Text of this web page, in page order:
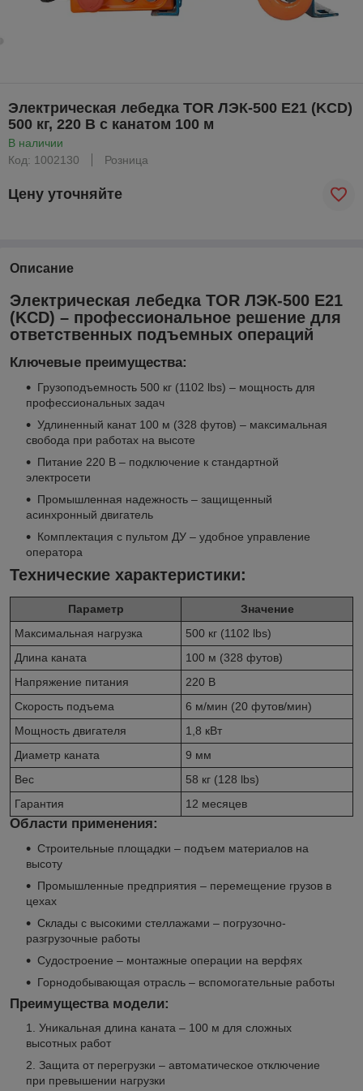
Электрическая лебедка TOR ЛЭК-500 E21 (KCD)
500 кг, 220 В с канатом 100 м
В наличии
Код: 1002130
Розница
Цену уточняйте
Описание
Электрическая лебедка TOR ЛЭК-500 E21
(KCD) – профессиональное решение для
ответственных подъемных операций
Ключевые преимущества:
Грузоподъемность 500 кг (1102 lbs) – мощность для
профессиональных задач
Удлиненный канат 100 м (328 футов) – максимальная
свобода при работах на высоте
Питание 220 В – подключение к стандартной
электросети
Промышленная надежность – защищенный
асинхронный двигатель
Комплектация с пультом ДУ – удобное управление
оператора
Технические характеристики:
Параметр
Значение
Максимальная нагрузка
500 кг (1102 lbs)
Длина каната
100 м (328 футов)
Напряжение питания
220 В
Скорость подъема
6 м/мин (20 футов/мин)
Мощность двигателя
1,8 кВт
Диаметр каната
9 мм
Вес
58 кг (128 lbs)
Гарантия
12 месяцев
Области применения:
Строительные площадки – подъем материалов на
высоту
Промышленные предприятия – перемещение грузов в
цехах
Склады с высокими стеллажами – погрузочно-
разгрузочные работы
Судостроение – монтажные операции на верфях
Горнодобывающая отрасль – вспомогательные работы
Преимущества модели:
Уникальная длина каната – 100 м для сложных
высотных работ
Защита от перегрузки – автоматическое отключение
при превышении нагрузки